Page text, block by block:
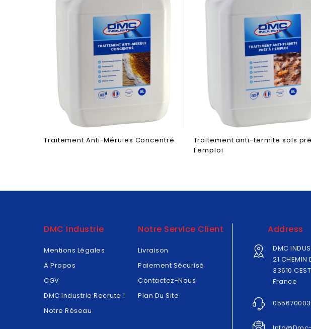
Traitement Anti-Mérules Concentré
Traitement anti-termite sols
l'emploi
DMC Industrie
Mentions Légales
A Propos
CGV
DMC Industrie Recrute !
Notre Réseau
Notre Service Client
Livraison
Paiement Sécurisé
Contactez-Nous
Plan Du Site
Address
DMC
21 CHEMIN
33610
France